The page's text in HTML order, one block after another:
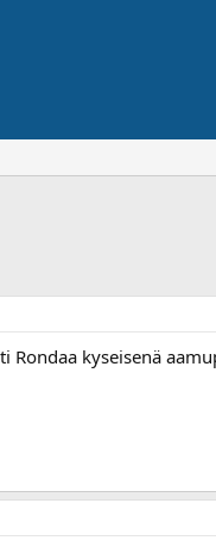
kyseisenä